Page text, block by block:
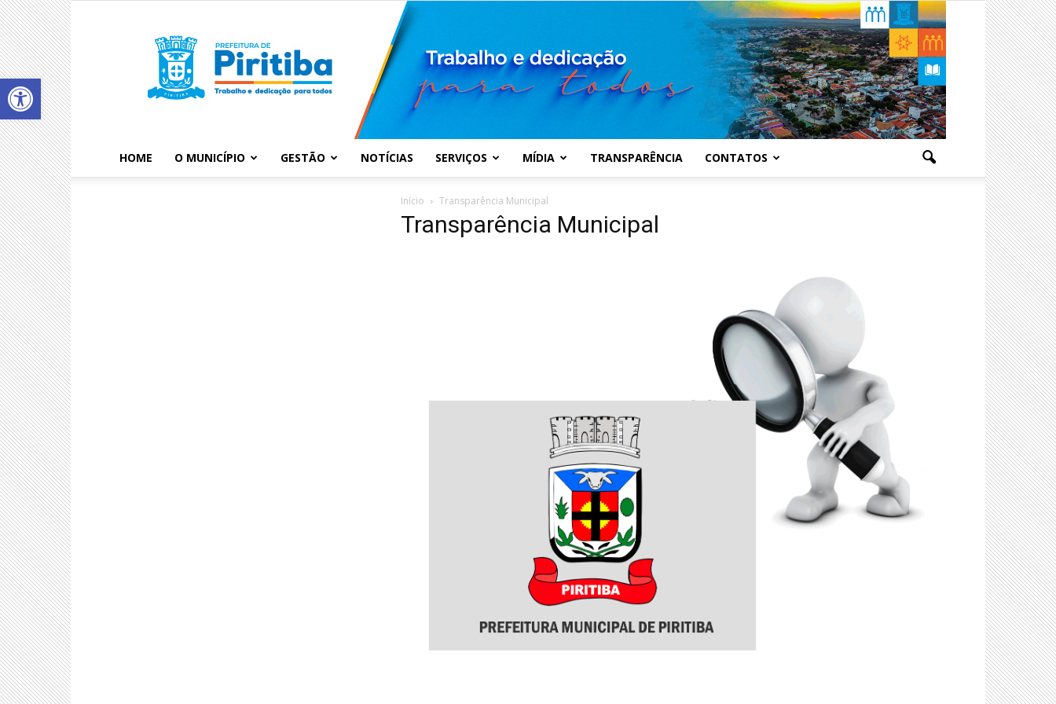
Abrir a barra de ferramentas
Piritiba
HOME O MUNICÍPIO GESTÃO NOTÍCIAS SERVIÇOS MÍDIA TRANSPARÊNCIA CONTATOS
Início Transparência Municipal
Transparência Municipal